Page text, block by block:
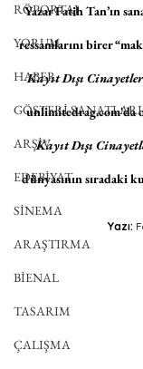
RÖPORTAJ
YORUM
HABER
GÖSTERİ SANATLARI
ARŞİV
EDEBİYAT
SİNEMA
ARAŞTIRMA
BİENAL
TASARIM
ÇALIŞMA
Yazar Fatih Tan’ın
ressamlarını birer
Kayıt Dışı Cinayetler
unlimitedrag.com'da
Kayıt Dışı
dünyasının sıradaki
Yazı: